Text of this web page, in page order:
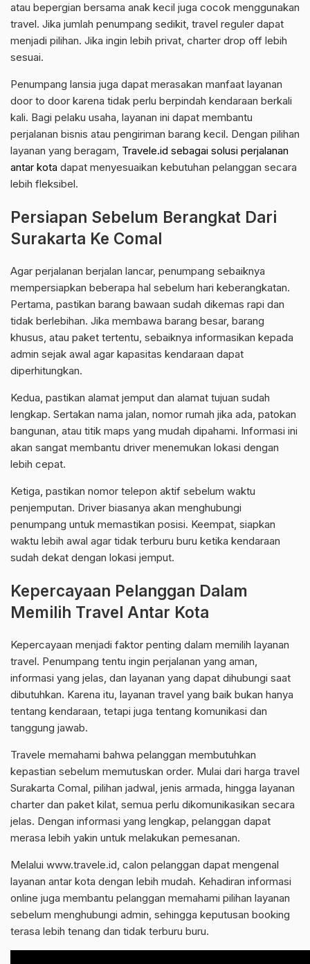
atau bepergian bersama anak kecil juga cocok menggunakan
travel. Jika jumlah penumpang sedikit, travel reguler dapat
menjadi pilihan. Jika ingin lebih privat, charter drop off lebih
sesuai.
Penumpang lansia juga dapat merasakan manfaat layanan
door to door karena tidak perlu berpindah kendaraan berkali
kali. Bagi pelaku usaha, layanan ini dapat membantu
perjalanan bisnis atau pengiriman barang kecil. Dengan pilihan
layanan yang beragam, Travele.id sebagai solusi perjalanan
antar kota dapat menyesuaikan kebutuhan pelanggan secara
lebih fleksibel.
Persiapan Sebelum Berangkat Dari
Surakarta Ke Comal
Agar perjalanan berjalan lancar, penumpang sebaiknya
mempersiapkan beberapa hal sebelum hari keberangkatan.
Pertama, pastikan barang bawaan sudah dikemas rapi dan
tidak berlebihan. Jika membawa barang besar, barang
khusus, atau paket tertentu, sebaiknya informasikan kepada
admin sejak awal agar kapasitas kendaraan dapat
diperhitungkan.
Kedua, pastikan alamat jemput dan alamat tujuan sudah
lengkap. Sertakan nama jalan, nomor rumah jika ada, patokan
bangunan, atau titik maps yang mudah dipahami. Informasi ini
akan sangat membantu driver menemukan lokasi dengan
lebih cepat.
Ketiga, pastikan nomor telepon aktif sebelum waktu
penjemputan. Driver biasanya akan menghubungi
penumpang untuk memastikan posisi. Keempat, siapkan
waktu lebih awal agar tidak terburu buru ketika kendaraan
sudah dekat dengan lokasi jemput.
Kepercayaan Pelanggan Dalam
Memilih Travel Antar Kota
Kepercayaan menjadi faktor penting dalam memilih layanan
travel. Penumpang tentu ingin perjalanan yang aman,
informasi yang jelas, dan layanan yang dapat dihubungi saat
dibutuhkan. Karena itu, layanan travel yang baik bukan hanya
tentang kendaraan, tetapi juga tentang komunikasi dan
tanggung jawab.
Travele memahami bahwa pelanggan membutuhkan
kepastian sebelum memutuskan order. Mulai dari harga travel
Surakarta Comal, pilihan jadwal, jenis armada, hingga layanan
charter dan paket kilat, semua perlu dikomunikasikan secara
jelas. Dengan informasi yang lengkap, pelanggan dapat
merasa lebih yakin untuk melakukan pemesanan.
Melalui www.travele.id, calon pelanggan dapat mengenal
layanan antar kota dengan lebih mudah. Kehadiran informasi
online juga membantu pelanggan memahami pilihan layanan
sebelum menghubungi admin, sehingga keputusan booking
terasa lebih tenang dan tidak terburu buru.